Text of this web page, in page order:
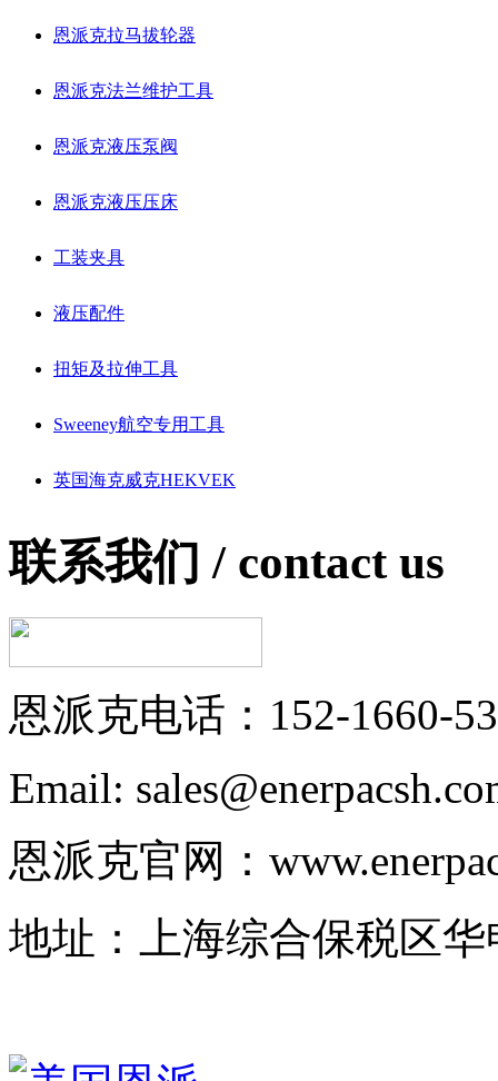
恩派克拉马拔轮器
恩派克法兰维护工具
恩派克液压泵阀
恩派克液压压床
工装夹具
液压配件
扭矩及拉伸工具
Sweeney航空专用工具
英国海克威克HEKVEK
联系我们 / contact us
恩派克电话：152-1660-
Email:
恩派克官网：
地址：上海综合保税区华